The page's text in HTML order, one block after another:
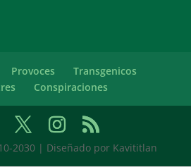
Provoces
Transgenicos
Conspiraciones
2030 | Diseñado por Kavititlan